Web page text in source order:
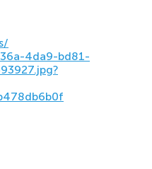
4da9-bd81-
0f